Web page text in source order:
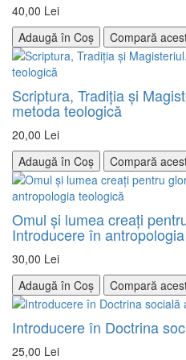
40,00 Lei
Adaugă în Coș
Compară
Scriptura, Tradiţia şi
metoda teologică
20,00 Lei
Adaugă în Coș
Compară
Omul şi lumea creaţi
Introducere în
30,00 Lei
Adaugă în Coș
Compară
Introducere în Doctrina
25,00 Lei